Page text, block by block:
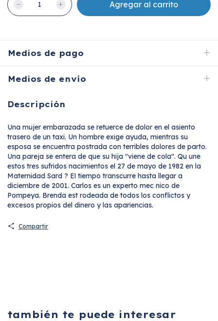
Medios de pago
Medios de envío
Descripción
Una mujer embarazada se retuerce de dolor en el asiento
trasero de un taxi. Un hombre exige ayuda, mientras su
esposa se encuentra postrada con terribles dolores de parto.
Una pareja se entera de que su hija "viene de cola". Qu une
estos tres sufridos nacimientos el 27 de mayo de 1982 en la
Maternidad Sard ? El tiempo transcurre hasta llegar a
diciembre de 2001. Carlos es un experto mec nico de
Pompeya. Brenda est rodeada de todos los conflictos y
excesos propios del dinero y las apariencias.
Compartir
también te puede interesar